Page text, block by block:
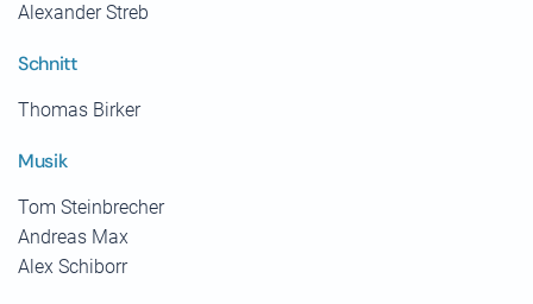
Alexander Streb
Schnitt
Thomas Birker
Musik
Tom Steinbrecher
Andreas Max
Alex Schiborr